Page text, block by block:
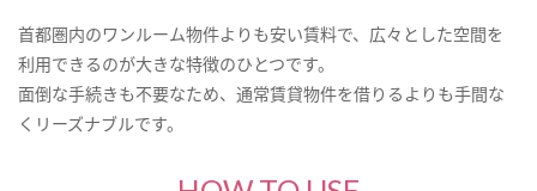
首都圏内のワンルーム物件よりも安い賃料で、広々とした空間を
利用できるのが大きな特徴のひとつです。
面倒な手続きも不要なため、通常賃貸物件を借りるよりも手間な
くリーズナブルです。